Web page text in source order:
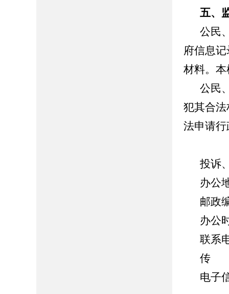
五、
公民
府信息
材料。
公民
犯其合
法申请
投诉
办公
邮政
办公
联系
传
电子